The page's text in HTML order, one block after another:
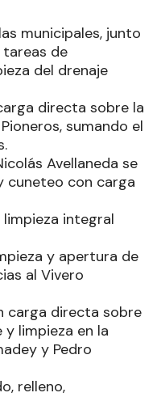
municipales, junto
de
del drenaje
directa sobre la
sumando el
Avellaneda se
cuneteo con carga
limpieza integral
y apertura de
al Vivero
carga directa sobre
y limpieza en la
y Pedro
relleno,